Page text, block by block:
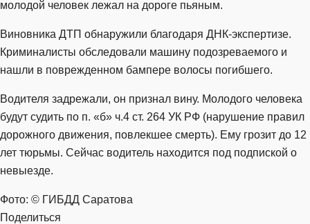
молодой человек лежал на дороге пьяным.
Виновника ДТП обнаружили благодаря ДНК-экспертизе.
Криминалисты обследовали машину подозреваемого и
нашли в поврежденном бампере волосы погибшего.
Водителя задрежали, он признал вину. Молодого человека
будут судить по п. «б» ч.4 ст. 264 УК РФ (нарушение правил
дорожного движения, повлекшее смерть). Ему грозит до 12
лет тюрьмы. Сейчас водитель находится под подпиской о
невыезде.
Фото: © ГИБДД Саратова
Поделиться